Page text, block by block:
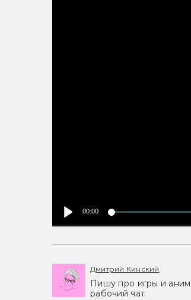
00:00
Дмитрий Кинский
Пишу про игры и
рабочий чат.